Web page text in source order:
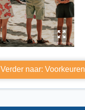
y
Verder naar: Voorkeuren